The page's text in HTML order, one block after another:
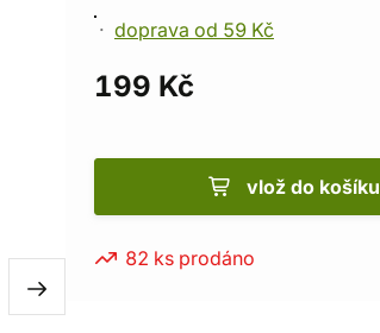
doprava od 59 Kč
199 Kč
vlož do košíku
82 ks prodáno